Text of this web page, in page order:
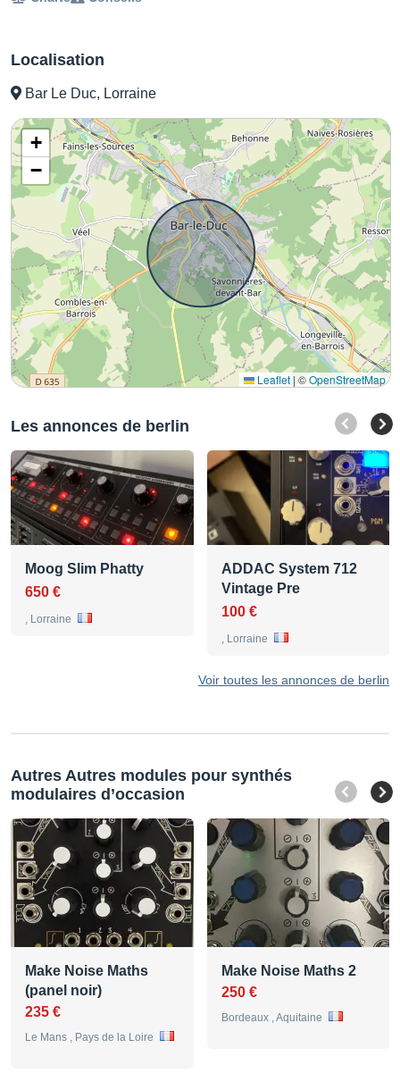
Localisation
Bar Le Duc, Lorraine
+
−
Leaflet | ©OpenStreetMap
Les annonces de berlin
Moog Slim Phatty
650 €
, Lorraine
ADDAC System 712
Vintage Pre
100 €
, Lorraine
Voir toutes les annonces de berlin
Autres Autres modules pour synthés
modulaires d’occasion
Make Noise Maths
(panel noir)
235 €
Le Mans , Pays de la Loire
Make Noise Maths 2
250 €
Bordeaux , Aquitaine